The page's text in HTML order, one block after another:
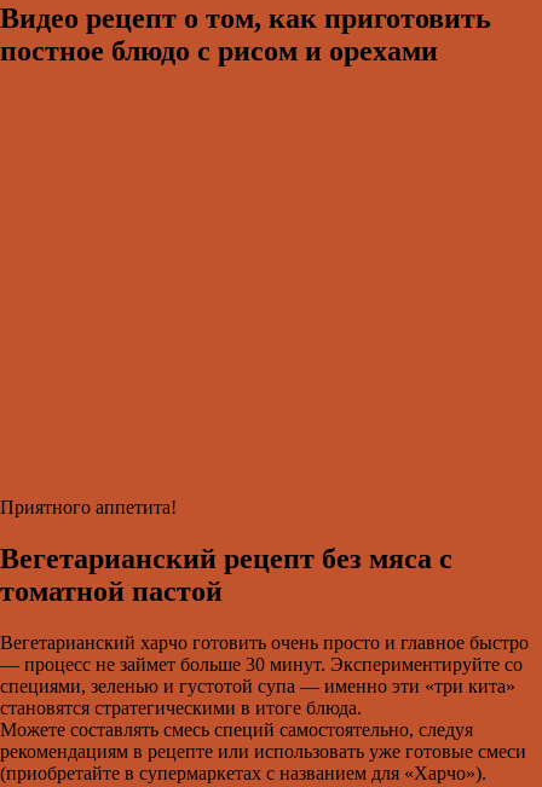
Видео рецепт о том, как приготовить
постное блюдо с рисом и орехами
Приятного аппетита!
Вегетарианский рецепт без мяса с
томатной пастой
Вегетарианский харчо готовить очень просто и главное быстро
— процесс не займет больше 30 минут. Экспериментируйте со
специями, зеленью и густотой супа — именно эти «три кита»
становятся стратегическими в итоге блюда.
Можете составлять смесь специй самостоятельно, следуя
рекомендациям в рецепте или использовать уже готовые смеси
(приобретайте в супермаркетах с названием для «Харчо»).